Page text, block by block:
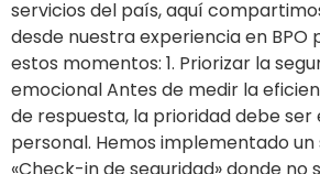
servicios del país, aquí
desde nuestra experiencia en BPO
estos momentos: 1. Priorizar la
emocional Antes de medir la
de respuesta, la prioridad debe
personal. Hemos implementado